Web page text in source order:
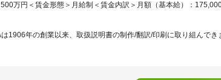
万円＜賃金形態＞月給制＜賃金内訳＞月額（基本給）：
1906年の創業以来、取扱説明書の制作/翻訳/印刷に取り組んでき